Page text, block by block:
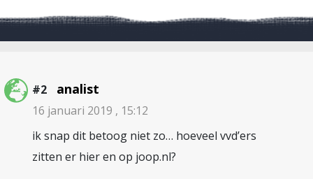
#2 analist
16 januari 2019 , 15:12
ik snap dit betoog niet zo… hoeveel vvd’ers
zitten er hier en op joop.nl?